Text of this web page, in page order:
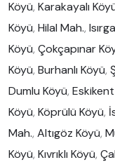
Köyü, Karakayalı
Köyü, Hilal Mah.,
Köyü, Çokçapınar
Köyü, Burhanlı Köyü,
Dumlu Köyü,
Köyü, Köprülü Köyü,
Mah., Altıgöz Köyü,
Köyü, Kıvrıklı Köyü,